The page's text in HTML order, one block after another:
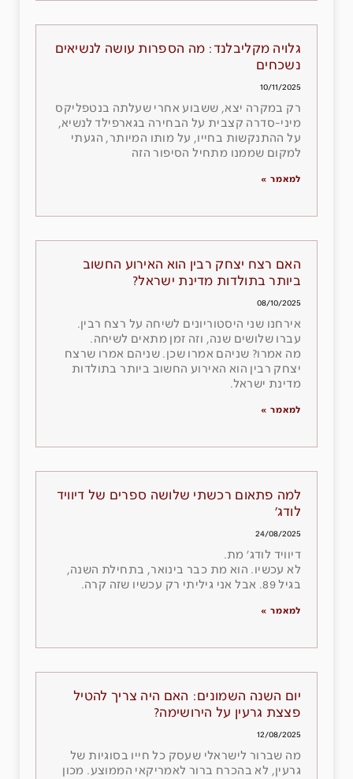
גלויה מקליבלנד: מה הספרות עושה לנשיאים
נשכחים
10/11/2025
רק במקרה יצא, ששבוע אחרי שעלתה בנטפליקס
מיני-סדרה קצבית על הבחירה בגארפילד לנשיא,
על ההתנקשות בחייו, על מותו המיותר, הגעתי
למקום שממנו מתחיל הסיפור הזה
למאמר »
האם רצח יצחק רבין הוא האירוע החשוב
ביותר בתולדות מדינת ישראל?
08/10/2025
אירחנו שני היסטוריונים לשיחה על רצח רבין.
עברו שלושים שנה, וזה זמן מתאים לשיחה.
מה אמרו? שניהם אמרו שכן. שניהם אמרו שרצח
יצחק רבין הוא האירוע החשוב ביותר בתולדות
מדינת ישראל.
למאמר »
למה פתאום רכשתי שלושה ספרים של דיוויד
לודג׳
24/08/2025
דיוויד לודג׳ מת.
לא עכשיו. הוא מת כבר בינואר, בתחילת השנה,
בגיל 89. אבל אני גיליתי רק עכשיו שזה קרה.
למאמר »
יום השנה השמונים: האם היה צריך להטיל
פצצת גרעין על הירושימה?
12/08/2025
מה שברור לישראלי שעסק כל חייו בסוגיות של
גרעין, לא בהכרח ברור לאמריקאי הממוצע. מכון